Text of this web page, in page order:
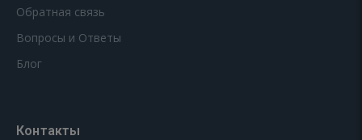
Обратная связь
Вопросы и Ответы
Блог
Контакты